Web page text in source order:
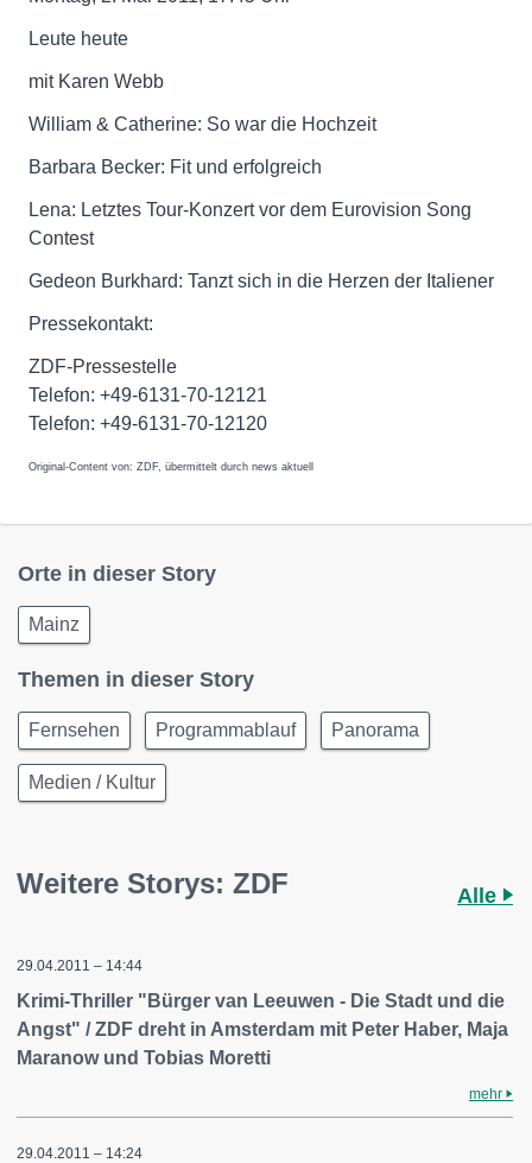
Leute heute
mit Karen Webb
William & Catherine: So war die Hochzeit
Barbara Becker: Fit und erfolgreich
Lena: Letztes Tour-Konzert vor dem Eurovision Song
Contest
Gedeon Burkhard: Tanzt sich in die Herzen der Italiener
Pressekontakt:
ZDF-Pressestelle
Telefon: +49-6131-70-12121
Telefon: +49-6131-70-12120
Original-Content von: ZDF, übermittelt durch news aktuell
Orte in dieser Story
Mainz
Themen in dieser Story
Fernsehen Programmablauf Panorama
Medien / Kultur
Weitere Storys: ZDF Alle
29.04.2011 – 14:44
Krimi-Thriller "Bürger van Leeuwen - Die Stadt und die
Angst" / ZDF dreht in Amsterdam mit Peter Haber, Maja
Maranow und Tobias Moretti
mehr
29.04.2011 – 14:24